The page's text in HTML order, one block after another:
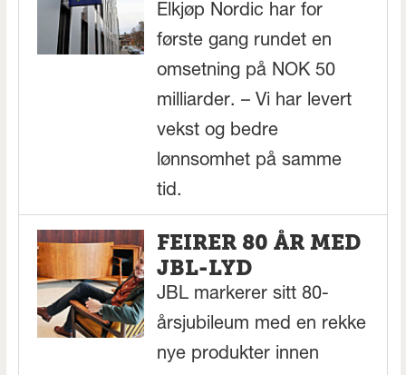
Elkjøp Nordic har for
første gang rundet en
omsetning på NOK 50
milliarder. – Vi har levert
vekst og bedre
lønnsomhet på samme
tid.
FEIRER 80 ÅR MED
JBL-LYD
JBL markerer sitt 80-
årsjubileum med en rekke
nye produkter innen